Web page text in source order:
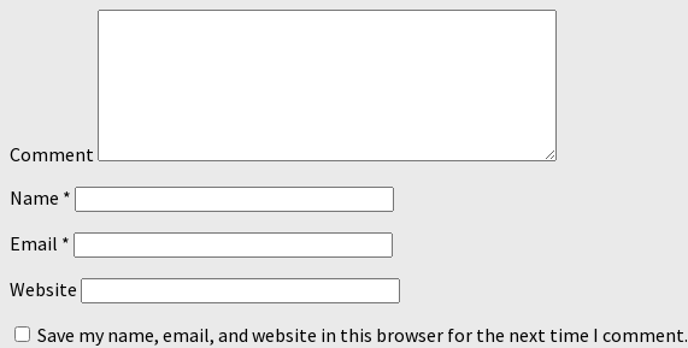
Comment
Name *
Email *
Website
Save my name, email, and website in this browser for the next time I comment.